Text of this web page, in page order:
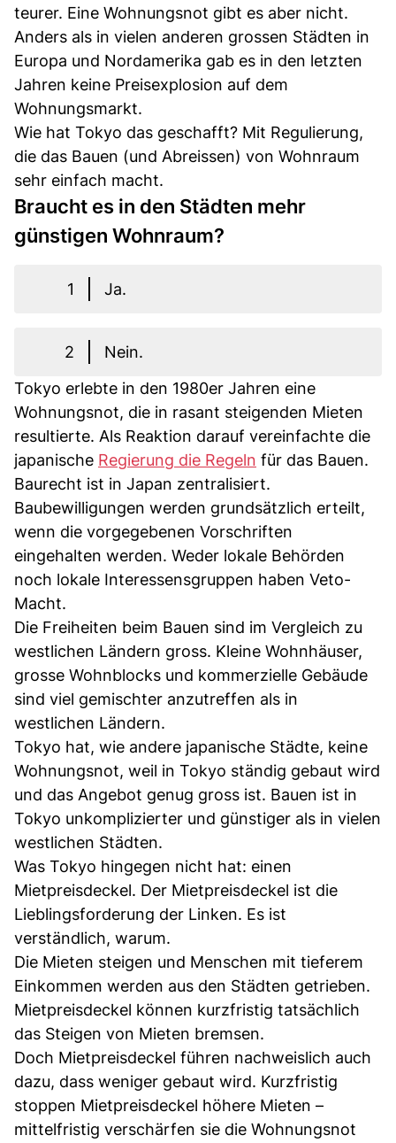
teurer. Eine Wohnungsnot gibt es aber nicht.
Anders als in vielen anderen grossen Städten in
Europa und Nordamerika gab es in den letzten
Jahren keine Preisexplosion auf dem
Wohnungsmarkt.
Wie hat Tokyo das geschafft? Mit Regulierung,
die das Bauen (und Abreissen) von Wohnraum
sehr einfach macht.
Braucht es in den Städten mehr
günstigen Wohnraum?
1 Ja.
2
Nein.
Tokyo erlebte in den 1980er Jahren eine
Wohnungsnot, die in rasant steigenden Mieten
resultierte. Als Reaktion darauf vereinfachte die
japanische Regierung die Regeln für das Bauen.
Baurecht ist in Japan zentralisiert.
Baubewilligungen werden grundsätzlich erteilt,
wenn die vorgegebenen Vorschriften
eingehalten werden. Weder lokale Behörden
noch lokale Interessensgruppen haben Veto-
Macht.
Die Freiheiten beim Bauen sind im Vergleich zu
westlichen Ländern gross. Kleine Wohnhäuser,
grosse Wohnblocks und kommerzielle Gebäude
sind viel gemischter anzutreffen als in
westlichen Ländern.
Tokyo hat, wie andere japanische Städte, keine
Wohnungsnot, weil in Tokyo ständig gebaut wird
und das Angebot genug gross ist. Bauen ist in
Tokyo unkomplizierter und günstiger als in vielen
westlichen Städten.
Was Tokyo hingegen nicht hat: einen
Mietpreisdeckel. Der Mietpreisdeckel ist die
Lieblingsforderung der Linken. Es ist
verständlich, warum.
Die Mieten steigen und Menschen mit tieferem
Einkommen werden aus den Städten getrieben.
Mietpreisdeckel können kurzfristig tatsächlich
das Steigen von Mieten bremsen.
Doch Mietpreisdeckel führen nachweislich auch
dazu, dass weniger gebaut wird. Kurzfristig
stoppen Mietpreisdeckel höhere Mieten –
mittelfristig verschärfen sie die Wohnungsnot